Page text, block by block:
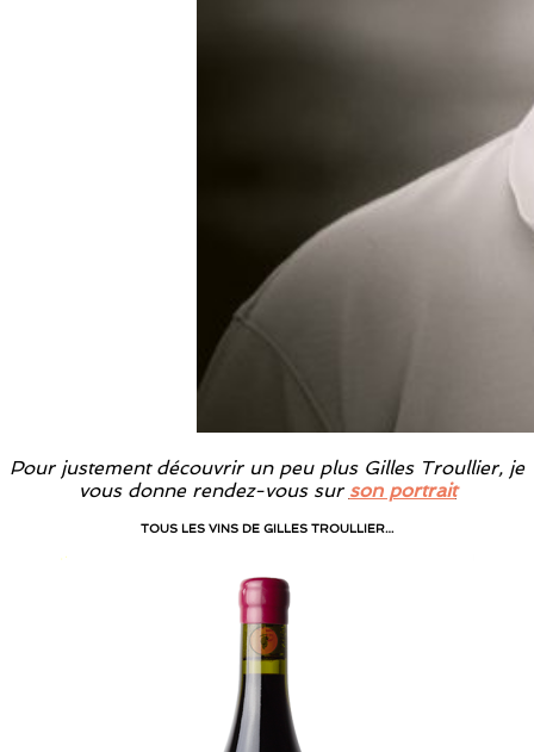
Pour justement découvrir un peu plus Gilles Troullier, je
vous donne rendez-vous sur son portrait
TOUS LES VINS DE GILLES TROULLIER…